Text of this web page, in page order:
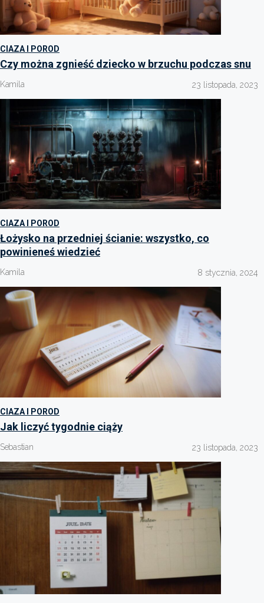
CIAZA I POROD
Czy można zgnieść dziecko w brzuchu podczas snu
Kamila 23 listopada, 2023
CIAZA I POROD
Łożysko na przedniej ścianie: wszystko, co
powinieneś wiedzieć
Kamila 8 stycznia, 2024
CIAZA I POROD
Jak liczyć tygodnie ciąży
Sebastian 23 listopada, 2023